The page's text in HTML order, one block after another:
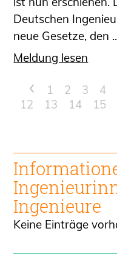
Deutschen
neue Gesetze, den
Meldung lesen
< 1 2 3 4
12
13 14 15
Ingenieur
Ingenieure
Keine Einträge